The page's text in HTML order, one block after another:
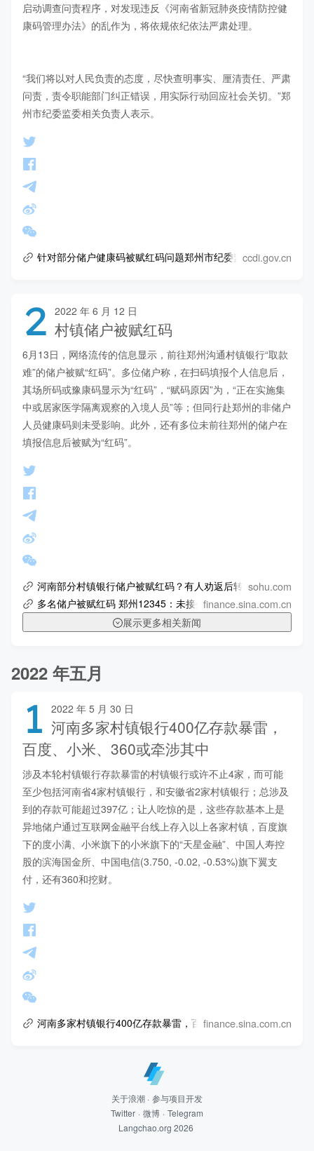
启动调查问责程序，对发现违反《河南省新冠肺炎疫情防控健
康码管理办法》的乱作为，将依规依纪依法严肃处理。
“我们将以对人民负责的态度，尽快查明事实、厘清责任、严肃
问责，责令职能部门纠正错误，用实际行动回应社会关切。”郑
州市纪委监委相关负责人表示。
针对部分储户健康码被赋红码问题郑州市纪委监委启动调
ccdi.gov.cn
2 2022 年 6 月 12 日
村镇储户被赋红码
6月13日，网络流传的信息显示，前往郑州沟通村镇银行“取款
难”的储户被赋“红码”。多位储户称，在扫码填报个人信息后，
其场所码或豫康码显示为“红码”，“赋码原因”为，“正在实施集
中或居家医学隔离观察的入境人员”等；但同行赴郑州的非储户
人员健康码则未受影响。此外，还有多位未前往郑州的储户在
填报信息后被赋为“红码”。
河南部分村镇银行储户被赋红码？有人劝返后转绿！回应来了
sohu.com
多名储户被赋红码 郑州12345：未接外地来郑赋红码通知
finance.sina.com.cn
展示更多相关新闻
2022 年五月
1 2022 年 5 月 30 日
河南多家村镇银行400亿存款暴雷，
百度、小米、360或牵涉其中
涉及本轮村镇银行存款暴雷的村镇银行或许不止4家，而可能
至少包括河南省4家村镇银行，和安徽省2家村镇银行；总涉及
到的存款可能超过397亿；让人吃惊的是，这些存款基本上是
异地储户通过互联网金融平台线上存入以上各家村镇，百度旗
下的度小满、小米旗下的小米旗下的“天星金融”、中国人寿控
股的滨海国金所、中国电信(3.750, -0.02, -0.53%)旗下翼支
付，还有360和挖财。
河南多家村镇银行400亿存款暴雷，百度、小米、360或牵涉其
finance.sina.com.cn
关于浪潮 · 参与项目开发
Twitter · 微博 · Telegram
Langchao.org 2026